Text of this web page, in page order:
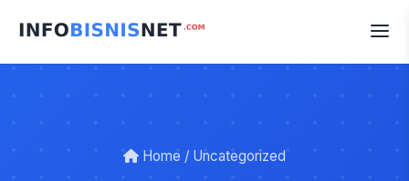
Home / Uncategorized